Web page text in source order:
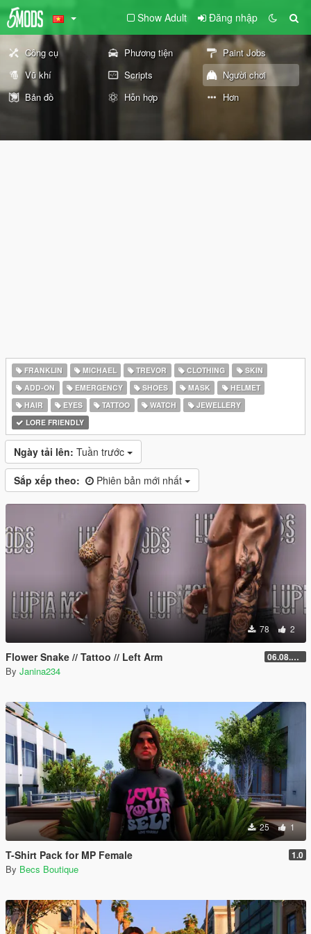
Show Adult Đăng nhập
Công cụ Phương tiện
Paint Jobs
Vũ khí
Scripts
Người chơi
Bản đồ
Hỗn hợp Hơn
FRANKLIN MICHAEL TREVOR CLOTHING
SKIN
ADD-ON
EMERGENCY SHOES MASK
HELMET
HAIR
EYES TATTOO WATCH
JEWELLERY
LORE FRIENDLY
Ngày tải lên: Tuần trước
Sắp xếp theo: Phiên bản mới nhất
78 2
Flower Snake // Tattoo // Left Arm 06.08.2026
By Janina234
25 1
T-Shirt Pack for MP Female 1.0
By Becs Boutique